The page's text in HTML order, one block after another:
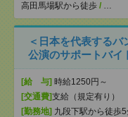
高田馬場駅から徒歩 / …
＜日本を代表する
公演のサポートバイ
[給 与] 時給1250円～
[交通費]支給（規定有り）
[勤務地] 九段下駅から徒歩